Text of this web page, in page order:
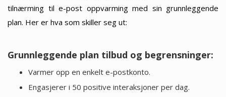
tilnærming til e-post oppvarming med sin grunnleggende
plan. Her er hva som skiller seg ut:
Grunnleggende plan tilbud og begrensninger:
Varmer opp en enkelt e-postkonto.
Engasjerer i 50 positive interaksjoner per dag.